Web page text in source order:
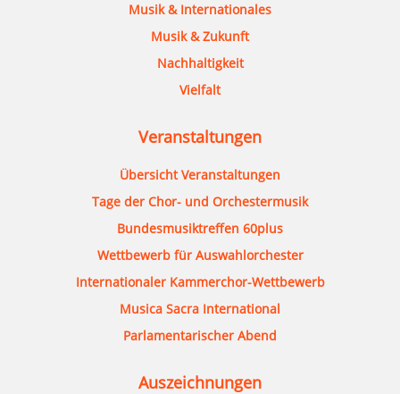
Musik & Internationales
Musik & Zukunft
Nachhaltigkeit
Vielfalt
Veranstaltungen
Übersicht Veranstaltungen
Tage der Chor- und Orchestermusik
Bundesmusiktreffen 60plus
Wettbewerb für Auswahlorchester
Internationaler Kammerchor-Wettbewerb
Musica Sacra International
Parlamentarischer Abend
Auszeichnungen